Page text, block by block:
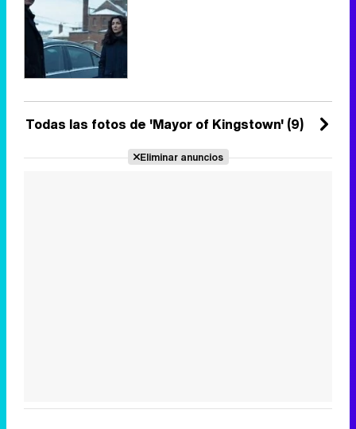
Todas las fotos de 'Mayor of Kingstown' (9)
Eliminar anuncios